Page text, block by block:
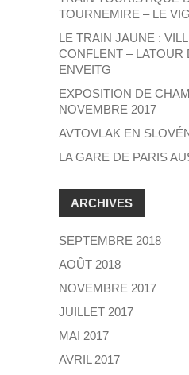
TOURNEMIRE – LE
LE TRAIN JAUNE :
CONFLENT – LATOUR
ENVEITG
EXPOSITION DE
NOVEMBRE 2017
AVTOVLAK EN
LA GARE DE PARIS
ARCHIVES
SEPTEMBRE 2018
AOÛT 2018
NOVEMBRE 2017
JUILLET 2017
MAI 2017
AVRIL 2017